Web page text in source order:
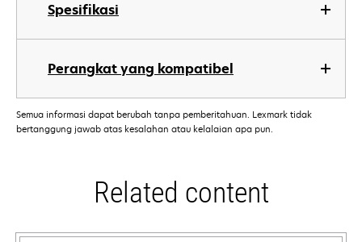
Spesifikasi
Perangkat yang kompatibel
Semua informasi dapat berubah tanpa pemberitahuan. Lexmark tidak
bertanggung jawab atas kesalahan atau kelalaian apa pun.
Related content